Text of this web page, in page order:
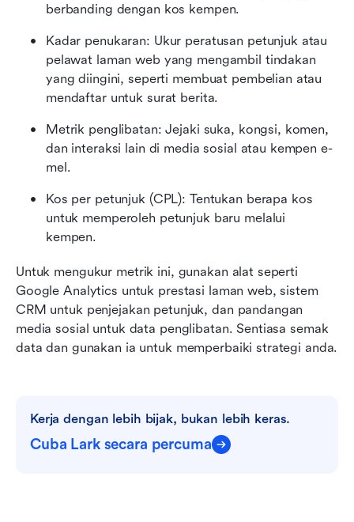
berbanding dengan kos kempen.
Kadar penukaran: Ukur peratusan petunjuk atau
pelawat laman web yang mengambil tindakan
yang diingini, seperti membuat pembelian atau
mendaftar untuk surat berita.
Metrik penglibatan: Jejaki suka, kongsi, komen,
dan interaksi lain di media sosial atau kempen e-
mel.
Kos per petunjuk (CPL): Tentukan berapa kos
untuk memperoleh petunjuk baru melalui
kempen.
Untuk mengukur metrik ini, gunakan alat seperti
Google Analytics untuk prestasi laman web, sistem
CRM untuk penjejakan petunjuk, dan pandangan
media sosial untuk data penglibatan. Sentiasa semak
data dan gunakan ia untuk memperbaiki strategi anda.
Kerja dengan lebih bijak, bukan lebih keras.
Cuba Lark secara percuma